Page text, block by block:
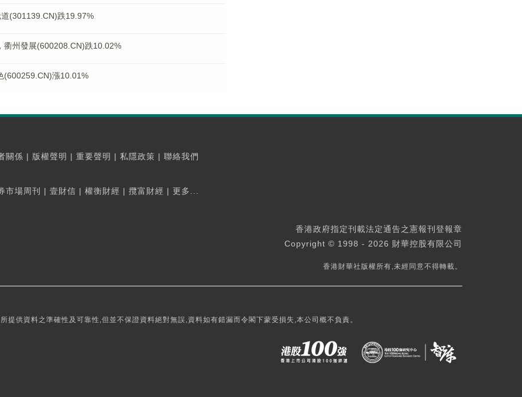
道(301139.CN)跌19.97%
衢州發展(600208.CN)跌10.02%
(600259.CN)漲10.01%
關係 | 版權聲明 | 重要聲明 | 私隱政策 | 聯絡我們
市場周刊 | 壹財信 | 權衡財經 | 攬富財經 | 更多...
香港政府指定刊載法定通告之憲報刊登報章
Copyright © 1998 - 2026 財華控股有限公司
香港財華社版權所有,未經同意不得轉載。
提供資料之準確性及可靠性,但並不保證資料絕對無誤,資料如有錯漏而令閣下蒙受損失,本公司概不負責。